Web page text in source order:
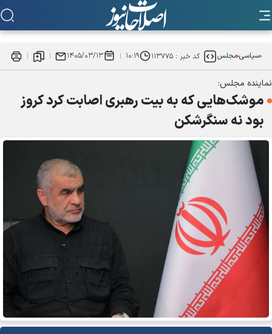
سیاسیمجلس کد خبر :۱۱۳۷۷۵ ۱۰:۱۹ ۱۴۰۵/۰۳/۱۳
نماینده مجلس:
موشک‌هایی که به بیت رهبری اصابت کرد کروز
بود نه سنگرشکن